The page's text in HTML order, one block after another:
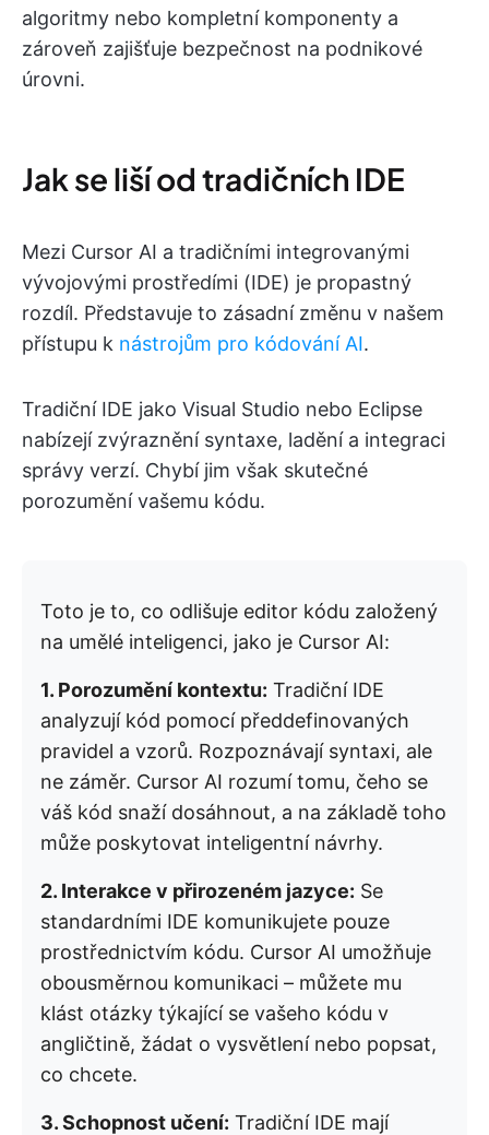
algoritmy nebo kompletní komponenty a
zároveň zajišťuje bezpečnost na podnikové
úrovni.
Jak se liší od tradičních IDE
Mezi Cursor AI a tradičními integrovanými
vývojovými prostředími (IDE) je propastný
rozdíl. Představuje to zásadní změnu v našem
přístupu k nástrojům pro kódování AI.
Tradiční IDE jako Visual Studio nebo Eclipse
nabízejí zvýraznění syntaxe, ladění a integraci
správy verzí. Chybí jim však skutečné
porozumění vašemu kódu.
Toto je to, co odlišuje editor kódu založený
na umělé inteligenci, jako je Cursor AI:
1. Porozumění kontextu: Tradiční IDE
analyzují kód pomocí předdefinovaných
pravidel a vzorů. Rozpoznávají syntaxi, ale
ne záměr. Cursor AI rozumí tomu, čeho se
váš kód snaží dosáhnout, a na základě toho
může poskytovat inteligentní návrhy.
2. Interakce v přirozeném jazyce: Se
standardními IDE komunikujete pouze
prostřednictvím kódu. Cursor AI umožňuje
obousměrnou komunikaci – můžete mu
klást otázky týkající se vašeho kódu v
angličtině, žádat o vysvětlení nebo popsat,
co chcete.
3. Schopnost učení: Tradiční IDE mají